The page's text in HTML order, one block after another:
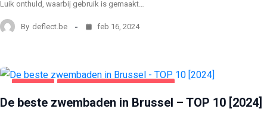
Luik onthuld, waarbij gebruik is gemaakt…
By deflect.be feb 16, 2024
De beste zwembaden in Brussel – TOP 10 [2024]